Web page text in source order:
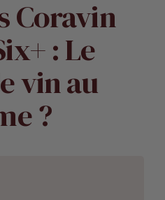
Coravin
: Le
vin au
?